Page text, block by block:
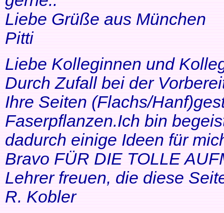
Liebe Grüße aus München
Pitti
Liebe Kolleginnen und
Durch Zufall bei der
Ihre Seiten (Flachs/
Faserpflanzen.Ich bin
dadurch einige Ideen für
Bravo FÜR DIE TOLLE
Lehrer freuen, die diese
R. Kobler